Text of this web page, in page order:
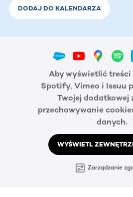
DODAJ DO KALENDARZA
Aby wyświetlić treści
Spotify, Vimeo i Issuu
Twojej dodatkowej
przechowywanie
danych.
WYŚWIETL
Zarządzanie